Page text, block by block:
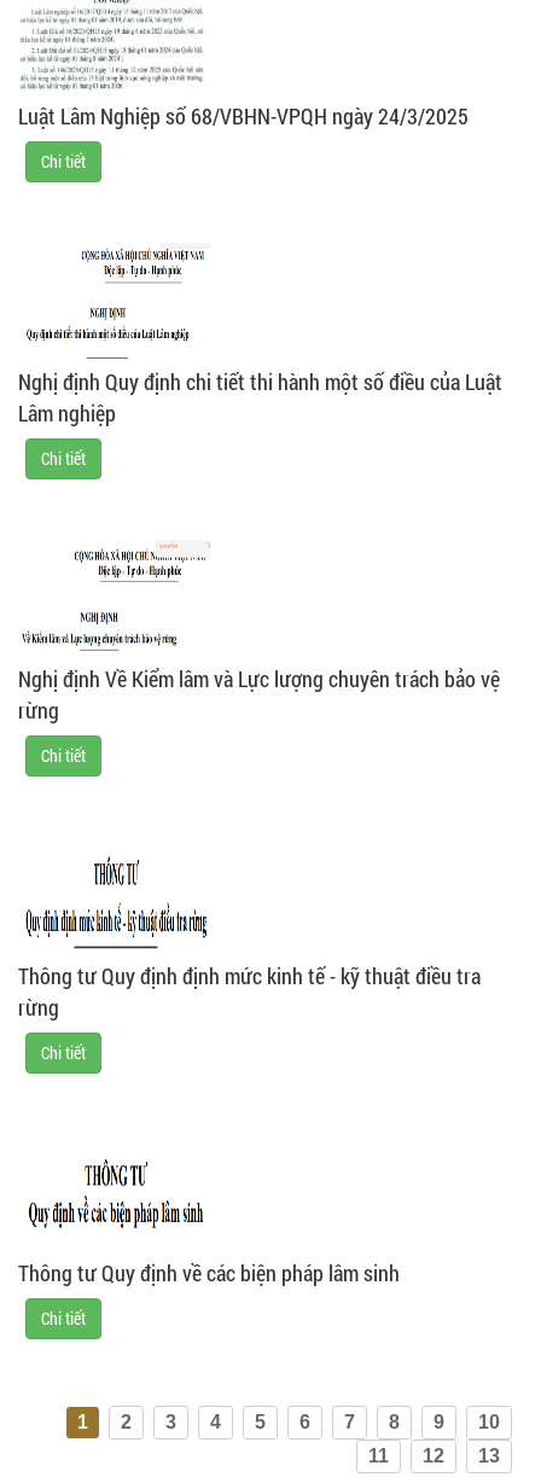
Luật Lâm Nghiệp số 68/VBHN-VPQH ngày 24/3/2025
Chi tiết
Nghị định Quy định chi tiết thi hành một số điều của Luật
Lâm nghiệp
Chi tiết
Nghị định Về Kiểm lâm và Lực lượng chuyên trách bảo vệ
rừng
Chi tiết
Thông tư Quy định định mức kinh tế - kỹ thuật điều tra
rừng
Chi tiết
Thông tư Quy định về các biện pháp lâm sinh
Chi tiết
1 2 3 4 5 6 7 8 9
10
11
12 13